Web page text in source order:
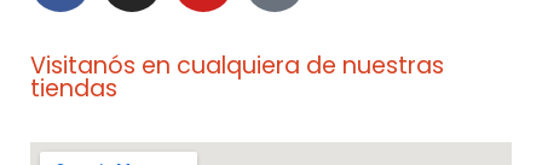
Visitanós en cualquiera de nuestras
tiendas